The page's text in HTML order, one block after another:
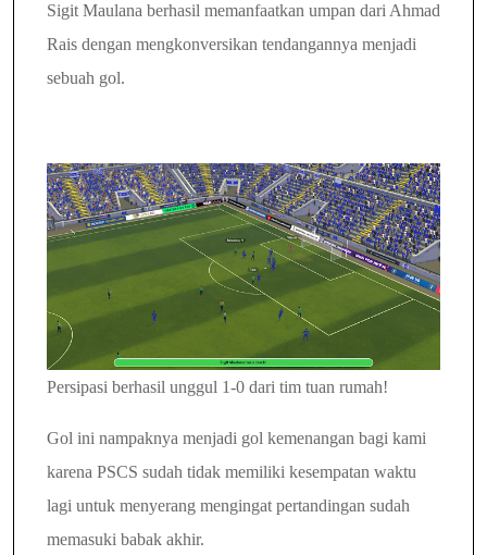
Sigit Maulana berhasil memanfaatkan umpan dari Ahmad
Rais dengan mengkonversikan tendangannya menjadi
sebuah gol.
Persipasi berhasil unggul 1-0 dari tim tuan rumah!
Gol ini nampaknya menjadi gol kemenangan bagi kami
karena PSCS sudah tidak memiliki kesempatan waktu
lagi untuk menyerang mengingat pertandingan sudah
memasuki babak akhir.